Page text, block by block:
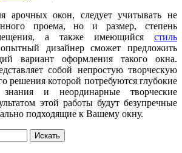
арочных окон, следует учитывать не
проема, но и размер, степень
а также имеющийся стиль
дизайнер сможет предложить
вариант оформления такого окна.
собой непростую творческую
решения которой потребуются глубокие
знания и неординарные творческие
этой работы будут безупречные
подходящие к Вашему окну.